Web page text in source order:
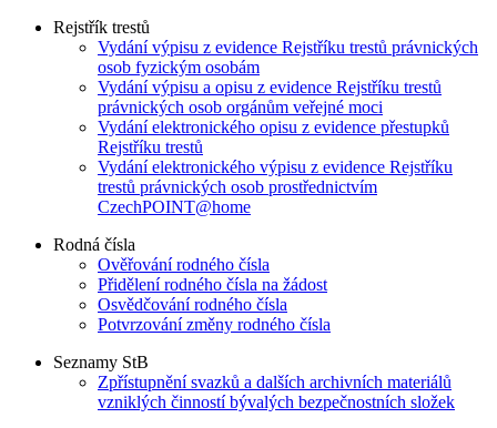
Rejstřík trestů
Vydání výpisu z evidence Rejstříku trestů právnických
osob fyzickým osobám
Vydání výpisu a opisu z evidence Rejstříku trestů
právnických osob orgánům veřejné moci
Vydání elektronického opisu z evidence přestupků
Rejstříku trestů
Vydání elektronického výpisu z evidence Rejstříku
trestů právnických osob prostřednictvím
CzechPOINT@home
Rodná čísla
Ověřování rodného čísla
Přidělení rodného čísla na žádost
Osvědčování rodného čísla
Potvrzování změny rodného čísla
Seznamy StB
Zpřístupnění svazků a dalších archivních materiálů
vzniklých činností bývalých bezpečnostních složek